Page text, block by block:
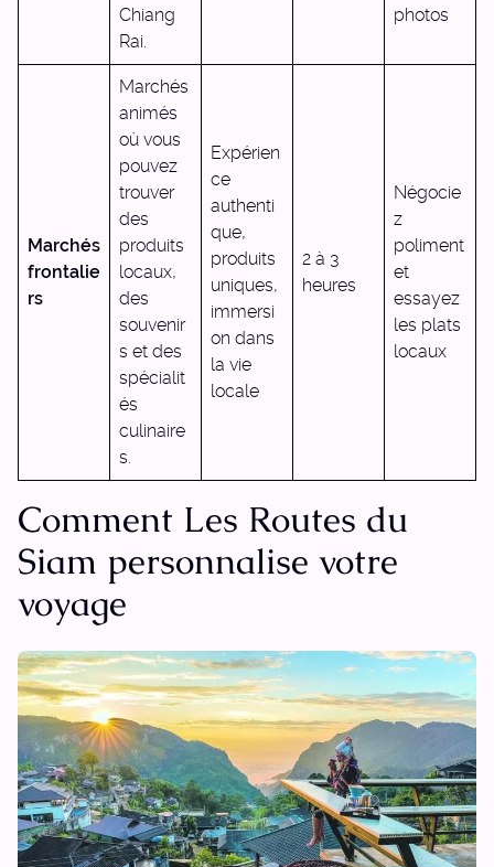
Chiang
Rai.
photos
Marchés
frontalie
rs
Marchés
animés
où vous
pouvez
trouver
des
produits
locaux,
des
souvenir
s et des
spécialit
és
culinaire
s.
Expérien
ce
authenti
que,
produits
uniques,
immersi
on dans
la vie
locale
2 à 3
heures
Négocie
z
poliment
et
essayez
les plats
locaux
Comment Les Routes du
Siam personnalise votre
voyage